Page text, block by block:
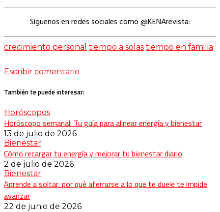
Síguenos en redes sociales como @KENArevista:
crecimiento personal tiempo a solas tiempo en familia
Escribir comentario
También te puede interesar:
Horóscopos
Horóscopo semanal: Tu guía para alinear energía y bienestar
13 de julio de 2026
Bienestar
Cómo recargar tu energía y mejorar tu bienestar diario
2 de julio de 2026
Bienestar
Aprende a soltar: por qué aferrarse a lo que te duele te impide
avanzar
22 de junio de 2026